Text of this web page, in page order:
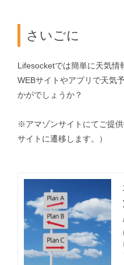
さいごに
Lifesocketでは簡単に天気情
WEBサイトやアプリで天気
かがでしょうか？
※アマゾンサイトにてご提供
サイトに遷移します。）